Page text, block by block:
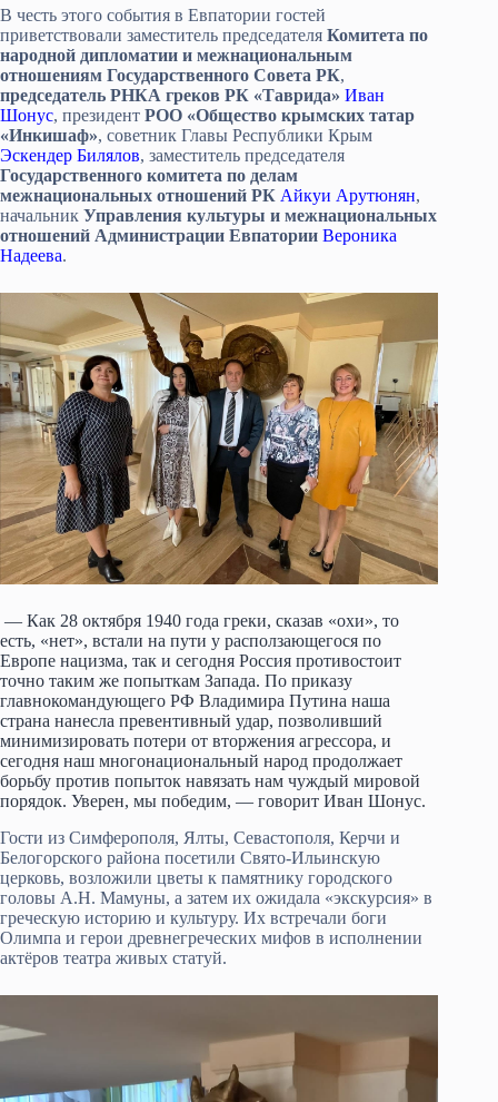
В честь этого события в Евпатории гостей
приветствовали заместитель председателя Комитета по
народной дипломатии и межнациональным
отношениям Государственного Совета РК,
председатель РНКА греков РК «Таврида» Иван
Шонус, президент РОО «Общество крымских татар
«Инкишаф», советник Главы Республики Крым
Эскендер Билялов, заместитель председателя
Государственного комитета по делам
межнациональных отношений РК Айкуи Арутюнян,
начальник Управления культуры и межнациональных
отношений Администрации Евпатории Вероника
Надеева.
— Как 28 октября 1940 года греки, сказав «охи», то
есть, «нет», встали на пути у расползающегося по
Европе нацизма, так и сегодня Россия противостоит
точно таким же попыткам Запада. По приказу
главнокомандующего РФ Владимира Путина наша
страна нанесла превентивный удар, позволивший
минимизировать потери от вторжения агрессора, и
сегодня наш многонациональный народ продолжает
борьбу против попыток навязать нам чуждый мировой
порядок. Уверен, мы победим, — говорит Иван Шонус.
Гости из Симферополя, Ялты, Севастополя, Керчи и
Белогорского района посетили Свято-Ильинскую
церковь, возложили цветы к памятнику городского
головы А.Н. Мамуны, а затем их ожидала «экскурсия» в
греческую историю и культуру. Их встречали боги
Олимпа и герои древнегреческих мифов в исполнении
актёров театра живых статуй.